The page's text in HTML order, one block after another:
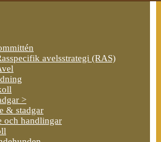
avelsstrategi (RAS)
>
& stadgar
och handlingar